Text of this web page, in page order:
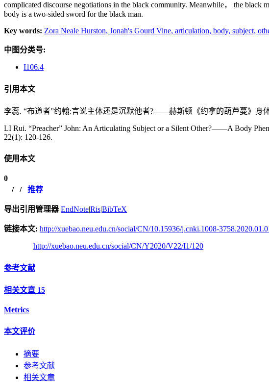
complicated discourse negotiations in the black community. Meanwhile， the black
body is a two-sided sword for the black man.
Key words: Zora Neale Hurston, Jonah's Gourd Vine, articulation, body, subject,
中图分类号:
I106.4
引用本文
李蕊. “布道者”约翰:言说主体还是沉默他者?——赫斯顿《约拿的葫芦蔓》身
LI Rui. “Preacher” John: An Articulating Subject or a Silent Other?——A Body
22(1): 120-126.
使用本文
0
/ / 推荐
导出引用管理器 EndNote|Ris|BibTeX
链接本文: http://xuebao.neu.edu.cn/social/CN/10.15936/j.cnki.1008-
http://xuebao.neu.edu.cn/social/CN/Y2020/V22/I1/120
参考文献
相关文章 15
Metrics
本文评价
摘要
参考文献
相关文章